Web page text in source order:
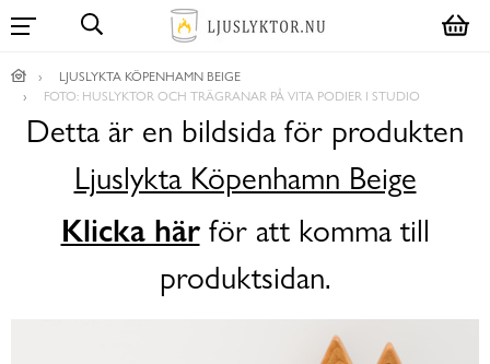
LJUSLYKTA KÖPENHAMN BEIGE
FOTO: HUSLYKTOR OCH TRÄGRANAR PÅ VITA PODIER I STUDIO
Detta är en bildsida för produkten
Ljuslykta Köpenhamn Beige
Klicka härför att komma till
produktsidan.